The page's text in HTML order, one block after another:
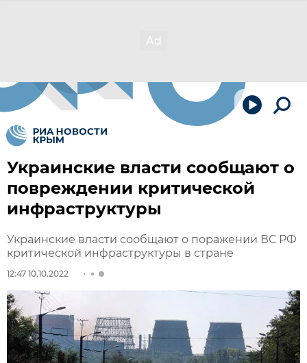
Украинские власти сообщают о
повреждении критической
инфраструктуры
Украинские власти сообщают о поражении ВС РФ
критической инфраструктуры в стране
12:47 10.10.2022